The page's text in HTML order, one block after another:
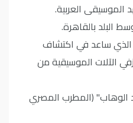
الموسيقى العربية.
البلد بالقاهرة.
الذي ساعد في اكتشاف
الآلات الموسيقية من
(المطرب المصري